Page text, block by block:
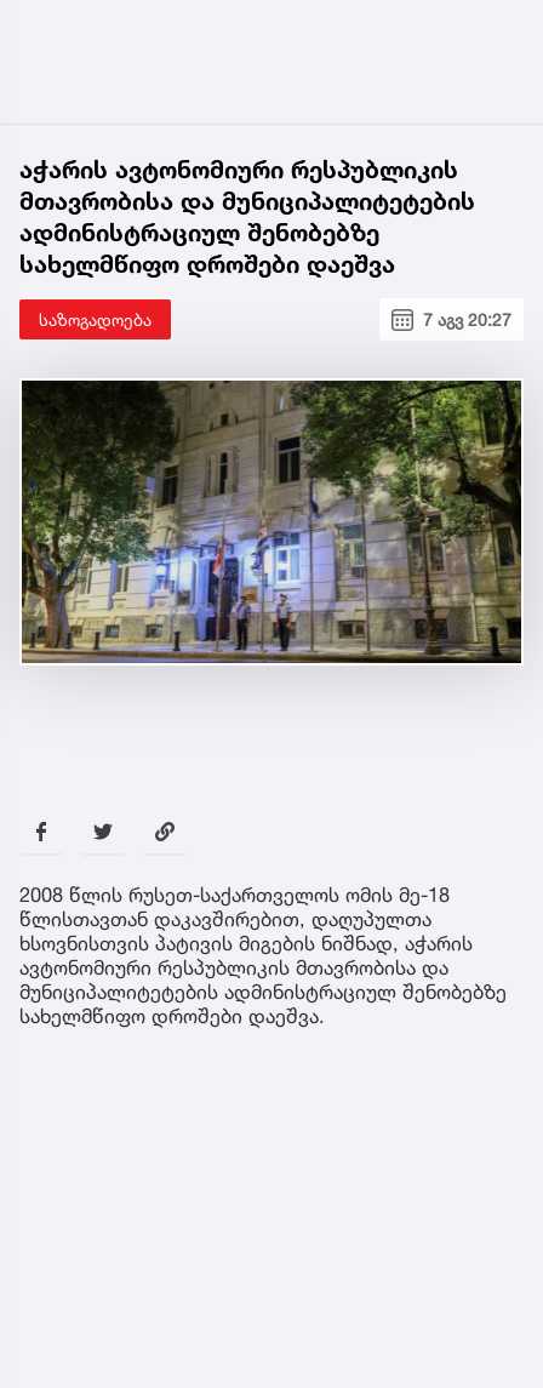
აჭარის ავტონომიური რესპუბლიკის
მთავრობისა და მუნიციპალიტეტების
ადმინისტრაციულ შენობებზე
სახელმწიფო დროშები დაეშვა
საზოგადოება 7 აგვ 20:27
2008 წლის რუსეთ-საქართველოს ომის მე-18
წლისთავთან დაკავშირებით, დაღუპულთა
ხსოვნისთვის პატივის მიგების ნიშნად, აჭარის
ავტონომიური რესპუბლიკის მთავრობისა და
მუნიციპალიტეტების ადმინისტრაციულ შენობებზე
სახელმწიფო დროშები დაეშვა.